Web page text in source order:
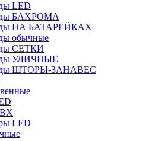
LED
БАХРОМА
НА БАТАРЕЙКАХ
обычные
СЕТКИ
УЛИЧНЫЕ
ШТОРЫ-ЗАНАВЕС
LED